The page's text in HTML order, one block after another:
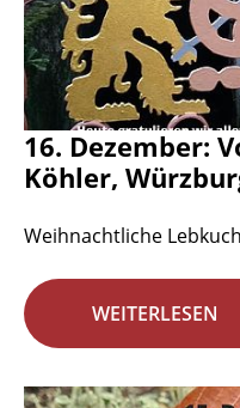
16. Dezember:
Köhler,
Weihnachtliche
WEITERLESEN